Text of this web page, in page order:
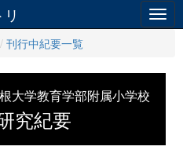
刊行中紀要一覧
大学教育学部附属小学校
究紀要